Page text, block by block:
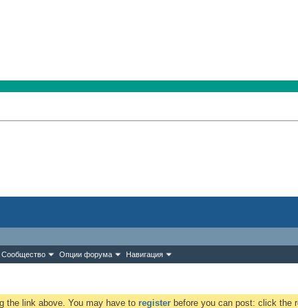
Сообщество Опции форума Навигация
the link above. You may have to register before you can post: click the